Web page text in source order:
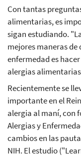
Con tantas
alimentarias, es
sigan estudiando.
mejores maneras
enfermedad es
alergias
Recientemente se
importante en el
alergia al maní, con
Alergias y
cambios en las
NIH. El estudio